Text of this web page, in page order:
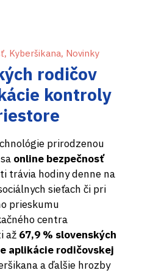
, Kyberšikana, Novinky
rodičov
kontroly
prirodzenou
online bezpečnosť
trávia hodiny denne na
sieťach či pri
prieskumu
centra
až 67,9 % slovenských
aplikácie rodičovskej
a ďalšie hrozby